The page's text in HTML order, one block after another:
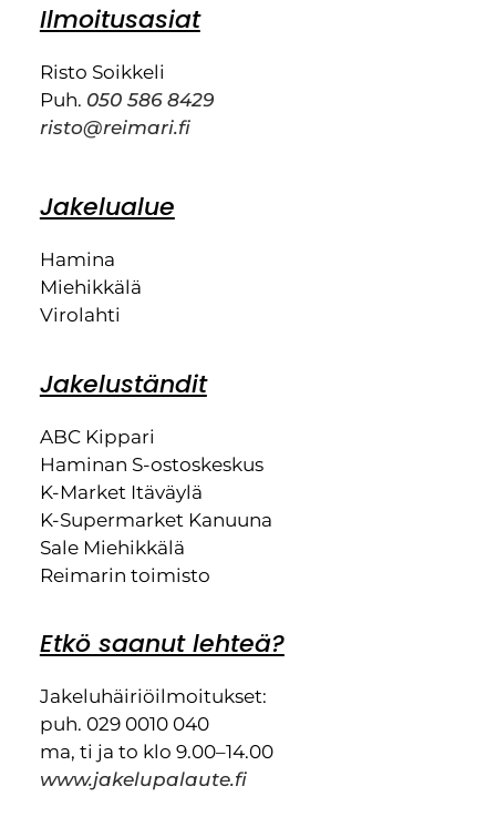
Ilmoitusasiat
Risto Soikkeli
Puh. 050 586 8429
risto@reimari.fi
Jakelualue
Hamina
Miehikkälä
Virolahti
Jakeluständit
ABC Kippari
Haminan S-ostoskeskus
K-Market Itäväylä
K-Supermarket Kanuuna
Sale Miehikkälä
Reimarin toimisto
Etkö saanut lehteä?
Jakeluhäiriöilmoitukset:
puh. 029 0010 040
ma, ti ja to klo 9.00–14.00
www.jakelupalaute.fi